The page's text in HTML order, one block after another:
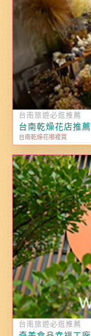
台南旅遊必逛推薦
台南乾燥花店推薦
台南乾燥花哪裡買
台南旅遊必逛推薦